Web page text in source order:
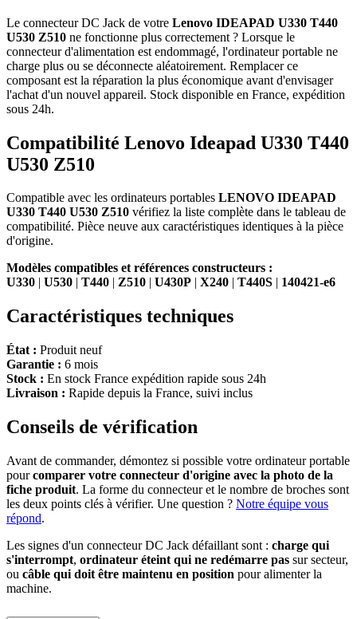
Le connecteur DC Jack de votre Lenovo IDEAPAD U330 T440
U530 Z510 ne fonctionne plus correctement ? Lorsque le
connecteur d'alimentation est endommagé, l'ordinateur portable ne
charge plus ou se déconnecte aléatoirement. Remplacer ce
composant est la réparation la plus économique avant d'envisager
l'achat d'un nouvel appareil. Stock disponible en France, expédition
sous 24h.
Compatibilité Lenovo Ideapad U330 T440
U530 Z510
Compatible avec les ordinateurs portables LENOVO IDEAPAD
U330 T440 U530 Z510 vérifiez la liste complète dans le tableau de
compatibilité. Pièce neuve aux caractéristiques identiques à la pièce
d'origine.
Modèles compatibles et références constructeurs :
U330 | U530 | T440 | Z510 | U430P | X240 | T440S | 140421-e6
Caractéristiques techniques
État : Produit neuf
Garantie : 6 mois
Stock : En stock France expédition rapide sous 24h
Livraison : Rapide depuis la France, suivi inclus
Conseils de vérification
Avant de commander, démontez si possible votre ordinateur portable
pourcomparer votre connecteur d'origine avec la photo de la
fiche produit. La forme du connecteur et le nombre de broches sont
les deux points clés à vérifier. Une question ? Notre équipe vous
répond.
Les signes d'un connecteur DC Jack défaillant sont : charge qui
s'interrompt, ordinateur éteint qui ne redémarre pas sur secteur,
ou câble qui doit être maintenu en position pour alimenter la
machine.